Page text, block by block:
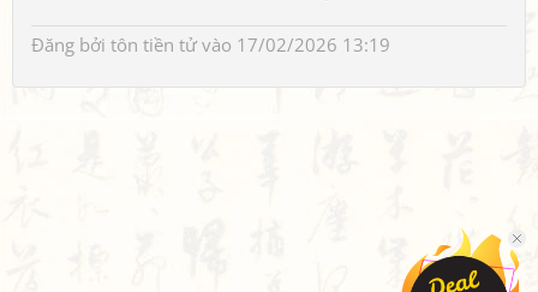
Đăng bởi tôn tiền tửvào 17/02/2026 13:19